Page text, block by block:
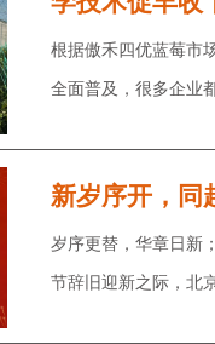
根据傲禾四优蓝莓市
全面普及，很多企业
新岁序开，同
岁序更替，华章日新
节辞旧迎新之际，北